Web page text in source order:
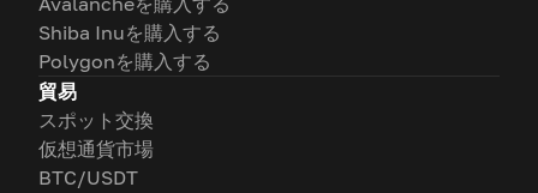
Shiba Inuを購入する
Polygonを購入する
貿易
スポット交換
仮想通貨市場
BTC/USDT